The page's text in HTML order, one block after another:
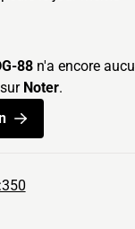
88 n'a encore
Noter.